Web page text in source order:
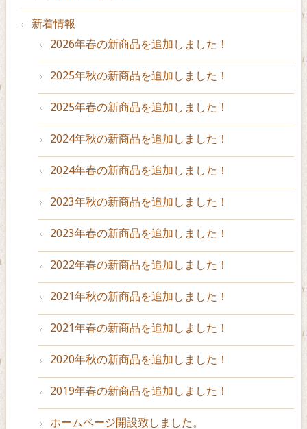
新着情報
2026年春の新商品を追加しました！
2025年秋の新商品を追加しました！
2025年春の新商品を追加しました！
2024年秋の新商品を追加しました！
2024年春の新商品を追加しました！
2023年秋の新商品を追加しました！
2023年春の新商品を追加しました！
2022年春の新商品を追加しました！
2021年秋の新商品を追加しました！
2021年春の新商品を追加しました！
2020年秋の新商品を追加しました！
2019年春の新商品を追加しました！
ホームページ開設致しました。